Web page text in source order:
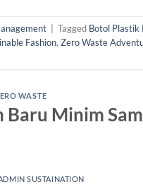
Tagged Botol Plastik
Fashion, Zero Waste
WASTE
Minim
SUSTAINATION